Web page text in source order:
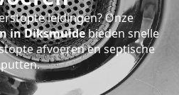
leidingen? Onze
in Diksmuidebieden snelle
afvoeren en septische
putten.